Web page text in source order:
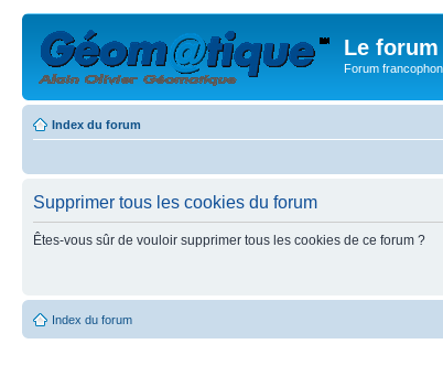
Le
Forum
Index du forum
Supprimer tous les cookies du forum
Êtes-vous sûr de vouloir supprimer tous les cookies de ce forum ?
Index du forum